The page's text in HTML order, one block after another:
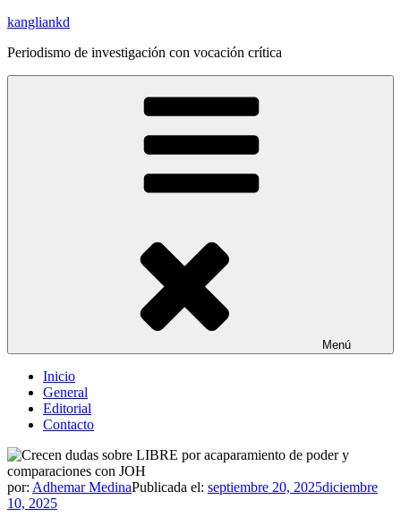
Saltar
contenido
kangliankd
Periodismo de investigación con vocación crítica
Menú
Inicio
General
Editorial
Contacto
por: Adhemar MedinaPublicada el: septiembre 20, 2025diciembre
10, 2025